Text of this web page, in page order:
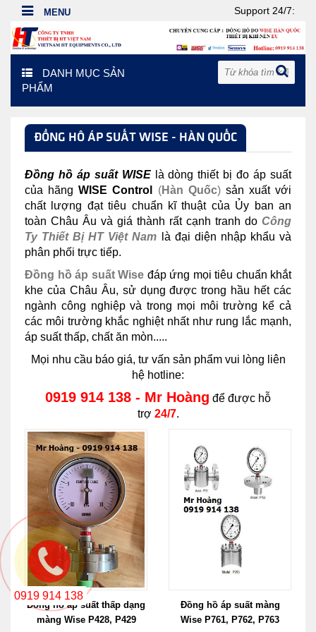
Support 24/7:
DANH MỤC SẢN
PHẨM
ĐỒNG HÔ ÁP SUẤT WISE - HÀN QUỐC
Đồng hồ áp suất WISElà dòng thiết bị đo áp suất
của hãngWISE Control (Hàn Quốc)sản xuất với
chất lượng đạt tiêu chuẩn kĩ thuật của Ủy ban an
toàn Châu Âu và giá thành rất cạnh tranh do Công
Ty Thiết Bị HT Việt Nam là đại diện nhập khẩu và
phân phối trực tiếp.
Đồng hồ áp suất Wise đáp ứng mọi tiêu chuẩn khắt
khe của Châu Âu, sử dụng được trong hầu hết các
ngành công nghiệp và trong mọi môi trường kể cả
các môi trường khắc nghiệt nhất như rung lắc mạnh,
áp suất thấp, chất ăn mòn.....
Mọi nhu cầu báo giá, tư vấn sản phẩm vui lòng liên
hệ hotline:
0919 914 138 - Mr Hoàng để được hỗ
trợ 24/7.
Đồng hồ áp suất thấp dạng
màng Wise P428, P429
Đồng hồ áp suất màng
Wise P761, P762, P763
0919 914 138